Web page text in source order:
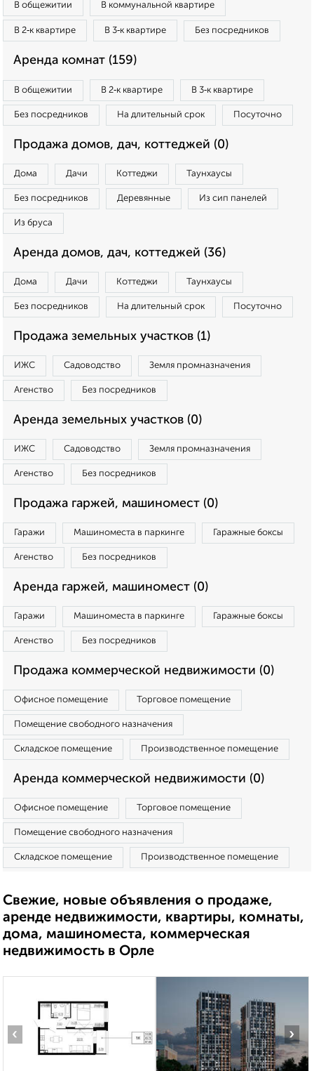
В общежитии В коммунальной квартире
В 2‑к квартире В 3‑к квартире Без посредников
Аренда комнат (159)
В общежитии В 2‑к квартире В 3‑к квартире
Без посредников На длительный срок Посуточно
Продажа домов, дач, коттеджей (0)
Дома Дачи Коттеджи Таунхаусы
Без посредников Деревянные Из сип панелей
Из бруса
Аренда домов, дач, коттеджей (36)
Дома Дачи Коттеджи Таунхаусы
Без посредников На длительный срок Посуточно
Продажа земельных участков (1)
ИЖС Садоводство Земля промназначения
Агенство Без посредников
Аренда земельных участков (0)
ИЖС Садоводство Земля промназначения
Агенство Без посредников
Продажа гаржей, машиномест (0)
Гаражи Машиноместа в паркинге Гаражные боксы
Агенство Без посредников
Аренда гаржей, машиномест (0)
Гаражи Машиноместа в паркинге Гаражные боксы
Агенство Без посредников
Продажа коммерческой недвижимости (0)
Офисное помещение Торговое помещение
Помещение свободного назначения
Складское помещение Производственное помещение
Аренда коммерческой недвижимости (0)
Офисное помещение Торговое помещение
Помещение свободного назначения
Складское помещение Производственное помещение
Свежие, новые объявления о продаже,
аренде недвижимости, квартиры, комнаты,
дома, машиноместа, коммерческая
недвижимость в Орле
‹ ›